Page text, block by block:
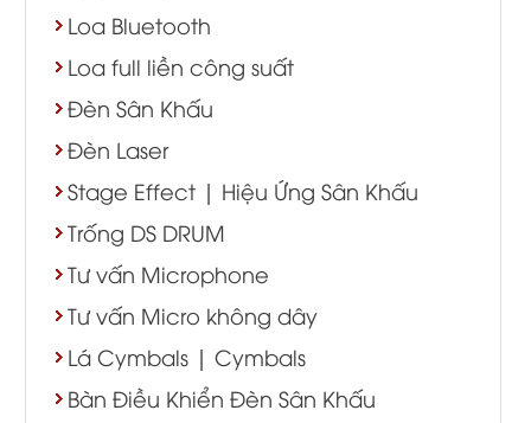
Loa Bluetooth
Loa full liền công suất
Đèn Sân Khấu
Đèn Laser
Stage Effect | Hiệu Ứng Sân Khấu
Trống DS DRUM
Tư vấn Microphone
Tư vấn Micro không dây
Lá Cymbals | Cymbals
Bàn Điều Khiển Đèn Sân Khấu